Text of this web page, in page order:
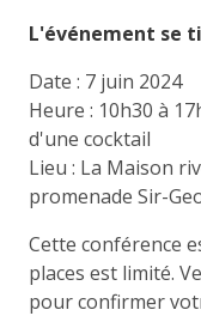
L'événement se
Date : 7 juin 2024
Heure : 10h30 à
d'une cocktail
Lieu : La Maison
promenade Sir-
Cette conférence
places est limité.
pour confirmer